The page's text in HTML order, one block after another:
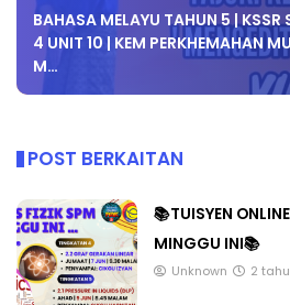
BAHASA MELAYU TAHUN 5 |
4 UNIT 10 | KEM PERKHEMAHAN
M…
POST BERKAITAN
📚TUISYEN
MINGGU INI📚
Unknown 2